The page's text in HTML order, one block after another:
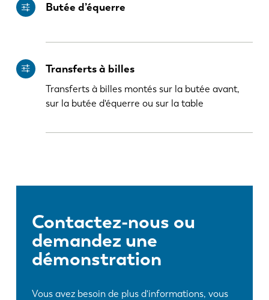
Butée d’équerre
Transferts à billes
Transferts à billes montés sur la butée avant,
sur la butée d'équerre ou sur la table
Contactez-nous ou
demandez une
démonstration
Vous avez besoin de plus d'informations, vous